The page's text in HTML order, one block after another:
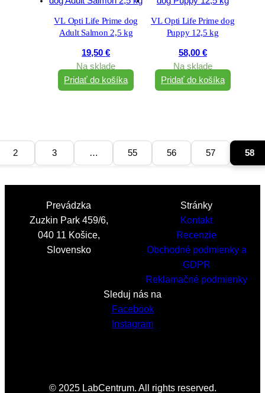
VL Opti Life Prime dog
Adult Salmon 2,5 kg
19,50€
Na sklade
Pridať do košíka
VL Opti Life Prime dog
Puppy 12,5 kg
58,00 €
Na sklade
Pridať do košíka
2 3 … 55 56 57 58
Prevádzka
Zuzkin Park 459/6,
040 11 Košice,
Slovensko
Stránky
Kontakt
Recenzie
Obchodné podmienky a
GDPR
Reklamačné podmienky
Sleduj nás na
Facebook
Instagram
© 2025 LabCentrum. All rights reserved.